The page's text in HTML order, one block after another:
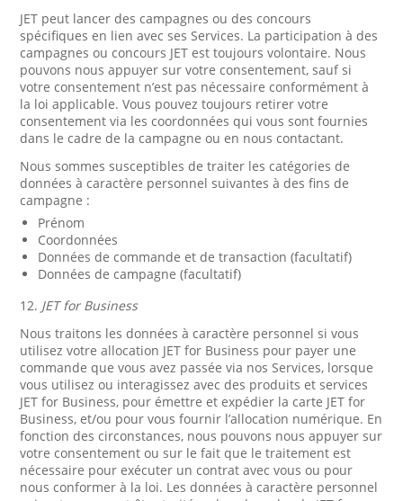
JET peut lancer des campagnes ou des concours
spécifiques en lien avec ses Services. La participation à des
campagnes ou concours JET est toujours volontaire. Nous
pouvons nous appuyer sur votre consentement, sauf si
votre consentement n’est pas nécessaire conformément à
la loi applicable. Vous pouvez toujours retirer votre
consentement via les coordonnées qui vous sont fournies
dans le cadre de la campagne ou en nous contactant.
Nous sommes susceptibles de traiter les catégories de
données à caractère personnel suivantes à des fins de
campagne :
Prénom
Coordonnées
Données de commande et de transaction (facultatif)
Données de campagne (facultatif)
12. JET for Business
Nous traitons les données à caractère personnel si vous
utilisez votre allocation JET for Business pour payer une
commande que vous avez passée via nos Services, lorsque
vous utilisez ou interagissez avec des produits et services
JET for Business, pour émettre et expédier la carte JET for
Business, et/ou pour vous fournir l’allocation numérique. En
fonction des circonstances, nous pouvons nous appuyer sur
votre consentement ou sur le fait que le traitement est
nécessaire pour exécuter un contrat avec vous ou pour
nous conformer à la loi. Les données à caractère personnel